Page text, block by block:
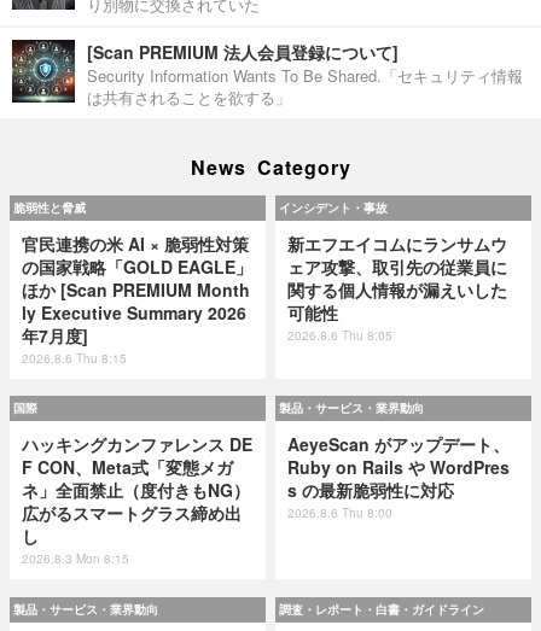
[Scan PREMIUM 法人会員登録について]
Security Information Wants To Be Shared.「セキュリティ情報
は共有されることを欲する」
News Category
脆弱性と脅威
官民連携の米 AI × 脆弱性対策
の国家戦略「GOLD EAGLE」
ほか [Scan PREMIUM Month
ly Executive Summary 2026
年7月度]
2026.8.6 Thu 8:15
インシデント・事故
新エフエイコムにランサムウ
ェア攻撃、取引先の従業員に
関する個人情報が漏えいした
可能性
2026.8.6 Thu 8:05
国際
ハッキングカンファレンス DE
F CON、Meta式「変態メガ
ネ」全面禁止（度付きもNG）
広がるスマートグラス締め出
し
2026.8.3 Mon 8:15
製品・サービス・業界動向
AeyeScan がアップデート、
Ruby on Rails や WordPres
s の最新脆弱性に対応
2026.8.6 Thu 8:00
製品・サービス・業界動向 調査・レポート・白書・ガイドライン